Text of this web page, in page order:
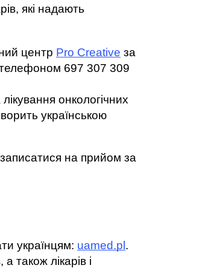
які надають
центр Pro Creative за
телефоном 697 307 309
лікування онкологічних
українською
на прийом за
українцям: uamed.pl.
також лікарів і